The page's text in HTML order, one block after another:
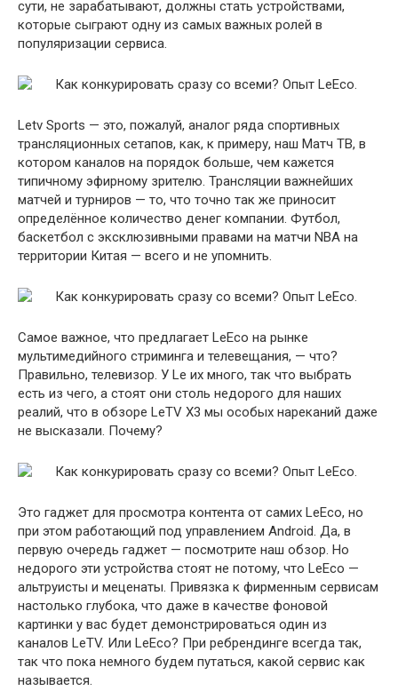
сути, не зарабатывают, должны стать устройствами,
которые сыграют одну из самых важных ролей в
популяризации сервиса.
Letv Sports — это, пожалуй, аналог ряда спортивных
трансляционных сетапов, как, к примеру, наш Матч ТВ, в
котором каналов на порядок больше, чем кажется
типичному эфирному зрителю. Трансляции важнейших
матчей и турниров — то, что точно так же приносит
определённое количество денег компании. Футбол,
баскетбол с эксклюзивными правами на матчи NBA на
территории Китая — всего и не упомнить.
Самое важное, что предлагает LeEco на рынке
мультимедийного стриминга и телевещания, — что?
Правильно, телевизор. У Le их много, так что выбрать
есть из чего, а стоят они столь недорого для наших
реалий, что в обзоре LeTV X3 мы особых нареканий даже
не высказали. Почему?
Это гаджет для просмотра контента от самих LeEco, но
при этом работающий под управлением Android. Да, в
первую очередь гаджет — посмотрите наш обзор. Но
недорого эти устройства стоят не потому, что LeEco —
альтруисты и меценаты. Привязка к фирменным сервисам
настолько глубока, что даже в качестве фоновой
картинки у вас будет демонстрироваться один из
каналов LeTV. Или LeEco? При ребрендинге всегда так,
так что пока немного будем путаться, какой сервис как
называется.